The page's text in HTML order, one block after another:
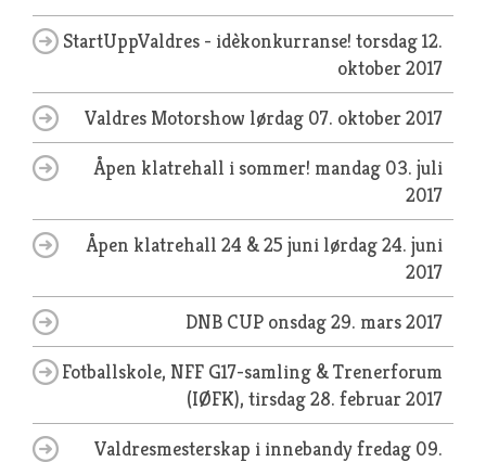
StartUppValdres - idèkonkurranse! torsdag 12.
oktober 2017
Valdres Motorshow lørdag 07. oktober 2017
Åpen klatrehall i sommer! mandag 03. juli
2017
Åpen klatrehall 24 & 25 juni lørdag 24. juni
2017
DNB CUP onsdag 29. mars 2017
Fotballskole, NFF G17-samling & Trenerforum
(IØFK), tirsdag 28. februar 2017
Valdresmesterskap i innebandyfredag 09.